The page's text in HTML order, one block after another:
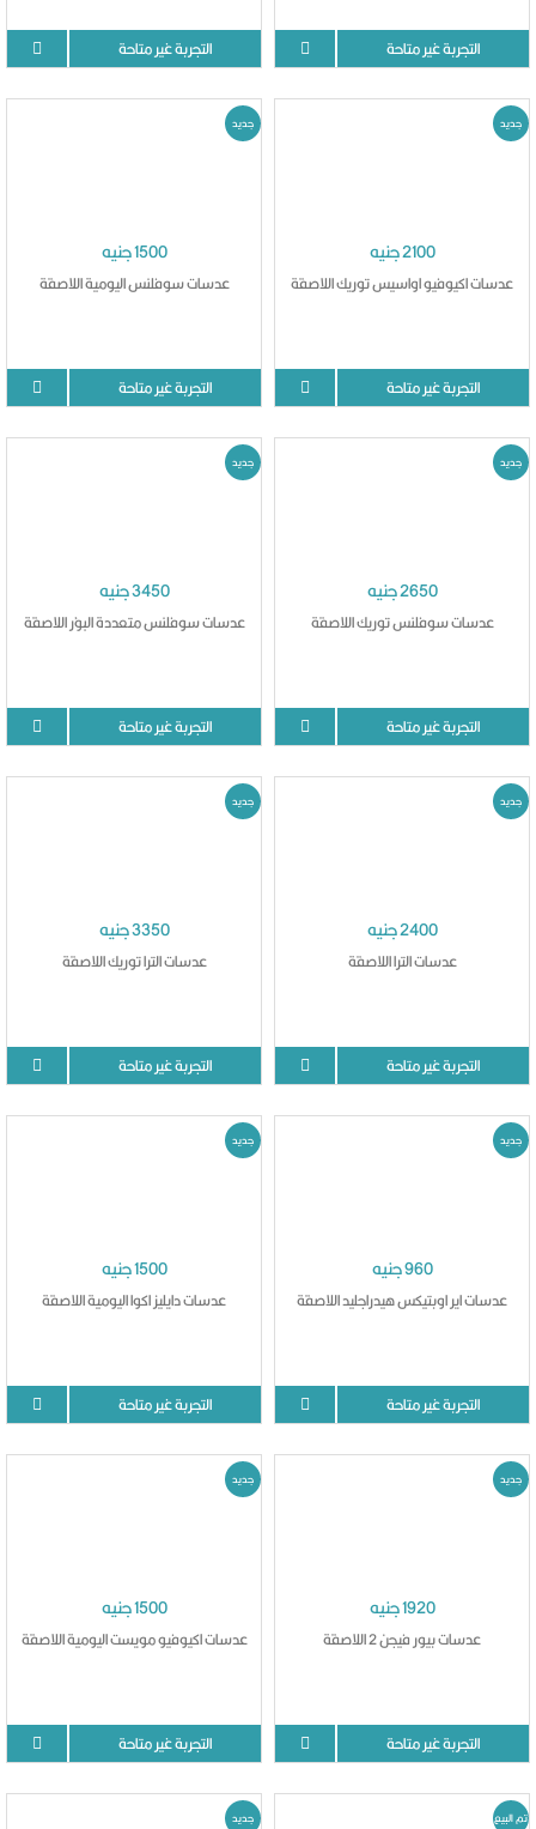
التجربة غير متاحة التجربة غير متاحة
2100 جنيه
عدسات اكيوفيو اواسيس توريك اللاصقة
التجربة غير متاحة
جديد
1500 جنيه
عدسات سوفلنس اليومية اللاصقة
التجربة غير متاحة
جديد
2650 جنيه
عدسات سوفلنس توريك اللاصقة
التجربة غير متاحة
جديد
3450 جنيه
عدسات سوفلنس متعددة البؤر اللاصقة
التجربة غير متاحة
جديد
2400 جنيه
عدسات الترا اللاصقة
التجربة غير متاحة
جديد
3350 جنيه
عدسات الترا توريك اللاصقة
التجربة غير متاحة
جديد
960 جنيه
عدسات اير اوبتيكس هيدراجليد اللاصقة
التجربة غير متاحة
جديد
1500 جنيه
عدسات دايليز اكوا اليومية اللاصقة
التجربة غير متاحة
جديد
1920 جنيه
عدسات بيور فيجن 2 اللاصقة
التجربة غير متاحة
جديد
1500 جنيه
عدسات اكيوفيو مويست اليومية اللاصقة
التجربة غير متاحة
جديد
تم البيع جديد